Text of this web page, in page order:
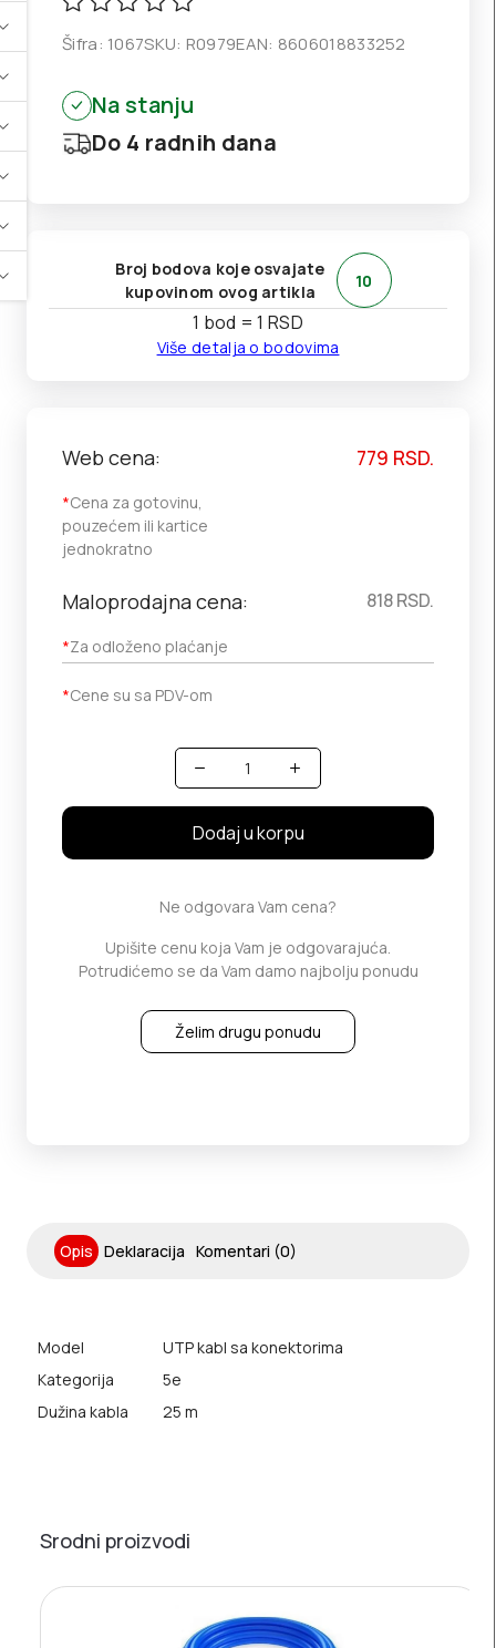
Šifra: 1067SKU: R0979EAN: 8606018833252
Na stanju
Do 4 radnih dana
Broj bodova koje osvajate
kupovinom ovog artikla
10
1 bod = 1 RSD
Više detalja o bodovima
Web cena:
*Cena za gotovinu,
pouzećem ili kartice
jednokratno
779 RSD.
Maloprodajna cena:
*Za odloženo plaćanje
818RSD.
*Cene su sa PDV-om
Količina
Dodaj u korpu
Ne odgovara Vam cena?
Upišite cenu koja Vam je odgovarajuća.
Potrudićemo se da Vam damo najbolju ponudu
Želim drugu ponudu
Opis Deklaracija Komentari (0)
Model
UTP kabl sa konektorima
Kategorija
5e
Dužina kabla
25 m
Srodni proizvodi